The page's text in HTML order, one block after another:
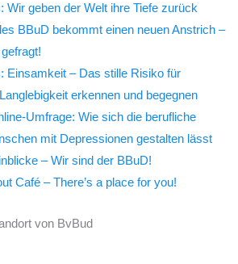
Wir geben der Welt ihre Tiefe zurück
BBuD bekommt einen neuen Anstrich –
Einsamkeit – Das stille Risiko für
erkennen und begegnen
Umfrage: Wie sich die berufliche
mit Depressionen gestalten lässt
– Wir sind der BBuD!
Café – There’s a place for you!